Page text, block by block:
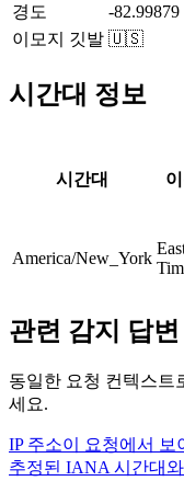
경도
-82.99879
이모지 깃발 🇺🇸
시간대 정보
시간대
America/New_York
관련 감지 답변
동일한 요청 컨텍스트
세요.
IP 주소이 요청에서 보
추정된 IANA 시간대